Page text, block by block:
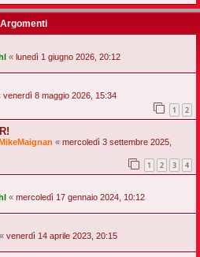
Argomenti
« lunedì 1 giugno 2026, 20:12
venerdì 8 maggio 2026, 15:34
1 2
« mercoledì 3 settembre 2025,
1 2 3 4
« mercoledì 17 gennaio 2024, 10:12
« venerdì 14 aprile 2023, 20:15